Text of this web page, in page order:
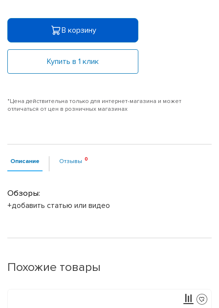
В корзину
Купить в 1 клик
*Цена действительна только для интернет-магазина и может
отличаться от цен в розничных магазинах
Описание Отзывы
Обзоры:
+добавить статью или видео
Похожие товары